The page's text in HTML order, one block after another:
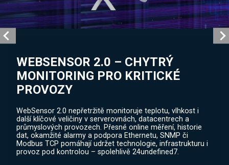
WEBSENSOR 2.0 – CHYTRÝ
MONITORING PRO KRITICKÉ
PROVOZY
WebSensor 2.0 nepřetržitě monitoruje teplotu, vlhkost i
další klíčové veličiny v serverovnách, datacentrech a
průmyslových provozech. Přesné online měření, historie
dat, okamžité alarmy a podpora Ethernetu, SNMP či
Modbus TCP pomáhají udržet technologie, infrastrukturu i
provoz pod kontrolou – spolehlivě 24undefined7.